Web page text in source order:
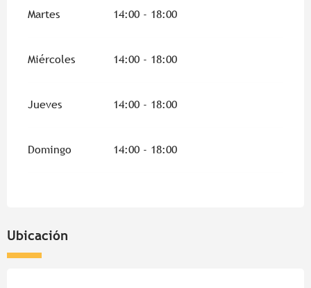
Martes 14:00 - 18:00
Miércoles 14:00 - 18:00
Jueves 14:00 - 18:00
Domingo 14:00 - 18:00
Ubicación